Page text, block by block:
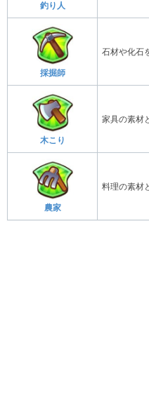
釣り人
採掘師
石材や化石
木こり
家具の素材
農家
料理の素材